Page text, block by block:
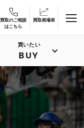
買取のご相談
はこちら
買取相場表
買いたい
BUY